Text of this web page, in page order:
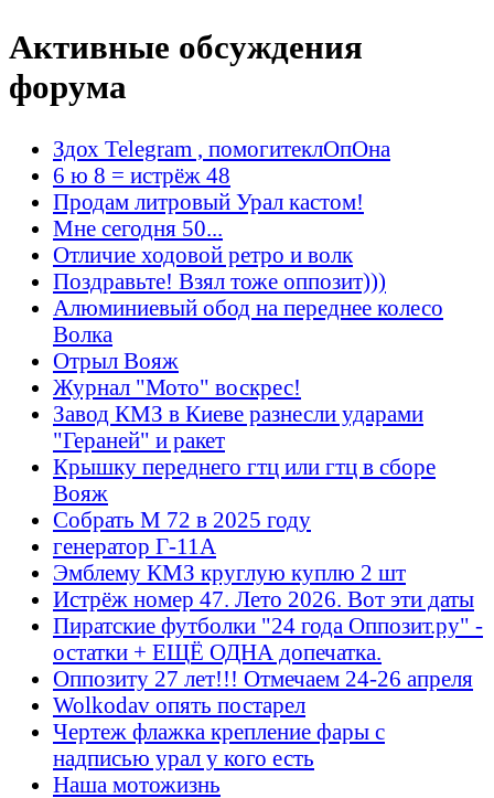
Активные обсуждения
форума
Здох Telegram , помогитеклОпОна
6 ю 8 = истрёж 48
Продам литровый Урал кастом!
Мне сегодня 50...
Отличие ходовой ретро и волк
Поздравьте! Взял тоже оппозит)))
Алюминиевый обод на переднее колесо
Волка
Отрыл Вояж
Журнал "Мото" воскрес!
Завод КМЗ в Киеве разнесли ударами
"Гераней" и ракет
Крышку переднего гтц или гтц в сборе
Вояж
Собрать М 72 в 2025 году
генератор Г-11А
Эмблему КМЗ круглую куплю 2 шт
Истрёж номер 47. Лето 2026. Вот эти даты
Пиратские футболки "24 года Оппозит.ру" -
остатки + ЕЩЁ ОДНА допечатка.
Оппозиту 27 лет!!! Отмечаем 24-26 апреля
Wolkodav опять постарел
Чертеж флажка крепление фары с
надписью урал у кого есть
Наша мотожизнь